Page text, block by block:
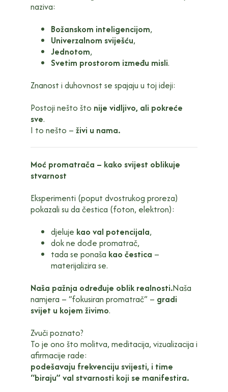
naziva:
Božanskom inteligencijom,
Univerzalnom sviješću,
Jednotom,
Svetim prostorom između misli.
Znanost i duhovnost se spajaju u toj ideji:
Postoji nešto što nije vidljivo, ali pokreće
sve.
I to nešto – živi u nama.
Moć promatrača – kako svijest oblikuje
stvarnost
Eksperimenti (poput dvostrukog proreza)
pokazali su da čestica (foton, elektron):
djeluje kao val potencijala,
dok ne dođe promatrač,
tada se ponaša kao čestica –
materijalizira se.
Naša pažnja određuje oblik realnosti.Naša
namjera – “fokusiran promatrač” – gradi
svijet u kojem živimo.
Zvuči poznato?
To je ono što molitva, meditacija, vizualizacija i
afirmacije rade:
podešavaju frekvenciju svijesti, i time
“biraju” val stvarnosti koji se manifestira.